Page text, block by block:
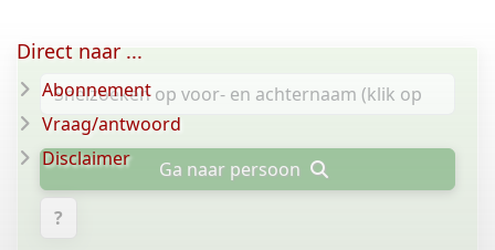
Ga naar persoon
?
Direct naar ...
Abonnement
Vraag/antwoord
Disclaimer